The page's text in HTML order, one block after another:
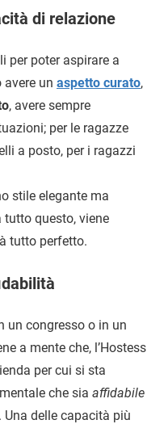
di relazione
per poter aspirare a
un aspetto curato,
, avere sempre
per le ragazze
a posto, per i ragazzi
stile elegante ma
tutto questo, viene
tutto perfetto.
un congresso o in un
a mente che, l’Hostess
per cui si sta
che sia affidabile
delle capacità più